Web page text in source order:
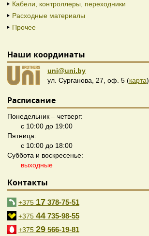
Кабели, контроллеры, переходники
Расходные материалы
Прочее
Наши координаты
uni@uni.by
ул. Сурганова, 27, оф. 5 (карта)
Расписание
Понедельник – четверг:
с 10:00 до 19:00
Пятница:
с 10:00 до 18:00
Суббота и воскресенье:
выходные
Контакты
+375 17 378-75-51
+375 44 735-98-55
+375 29 566-19-81